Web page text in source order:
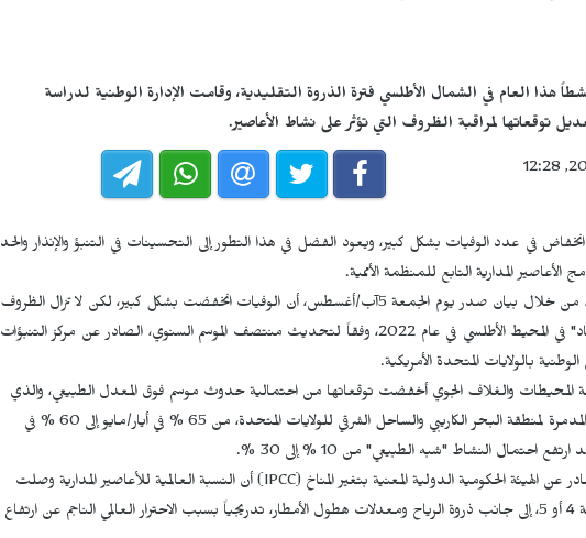
هذا العام في الشمال الأطلسي فترة الذروة التقليدية، وقامت الإدارة الوطنية لدراسة
في عدد الوفيات بشكل كبير، ويعود الفضل في هذا التطور إلى التحسينات في التنبؤ والإنذار والحد
المدارية التابع للمنظمة الأممية.
أكدت المنظمة العالمية للأرصاد الجوية، من خلال بيان صدر يوم الجمعة 5آب/أغسطس، أن الوفيات انخفضت بشكل كبير، لكن لا تزال الظروف
تشير إلى موسم أعاصير "أعلى من المعتاد" في المحيط الأطلسي في عام 2022، وفقاً لتحديث منتصف الموسم السنوي، الصادر عن مركز التنبؤات
بالولايات المتحدة الأمريكية.
المحيطات والغلاف الجوي أخفضت توقعاتها من احتمالية حدوث موسم فوق المعدل الطبيعي، والذي
يمكن أن ينذر بمزيد من العواصف المدمرة لمنطقة البحر الكاريبي والساحل الشرقي للولايات المتحدة، من 65 % في أيار/مايو إلى 60 % في
النشاط "شبه الطبيعي" من 10 % إلى 30 %.
عن الهيئة الحكومية الدولية المعنية بتغير المناخ (IPCC) أن النسبة العالمية للأعاصير المدارية وصلت
إلى مستويات شديدة للغاية من الفئة 4 أو 5، إلى جانب ذروة الرياح ومعدلات هطول الأمطار، تدريجياً بسبب الاحترار العالمي الناجم عن ارتفاع